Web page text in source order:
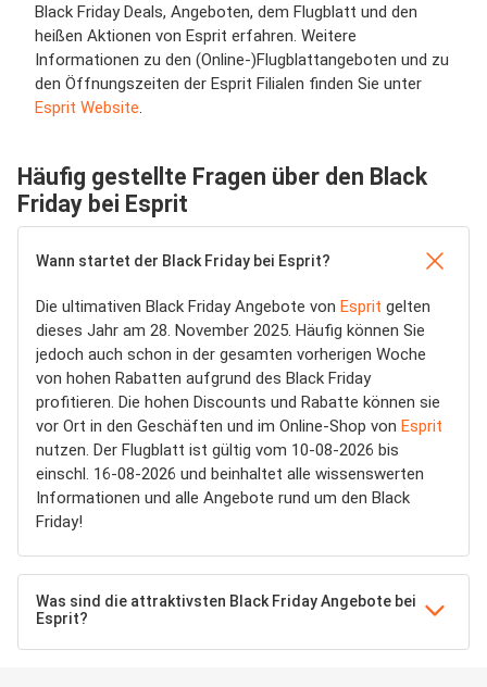
Black Friday Deals, Angeboten, dem Flugblatt und den
heißen Aktionen von Esprit erfahren. Weitere
Informationen zu den (Online-)Flugblattangeboten und zu
den Öffnungszeiten der Esprit Filialen finden Sie unter
Esprit Website.
Häufig gestellte Fragen über den Black
Friday bei Esprit
Wann startet der Black Friday bei Esprit?
Die ultimativen Black Friday Angebote von Esprit gelten
dieses Jahr am 28. November 2025. Häufig können Sie
jedoch auch schon in der gesamten vorherigen Woche
von hohen Rabatten aufgrund des Black Friday
profitieren. Die hohen Discounts und Rabatte können sie
vor Ort in den Geschäften und im Online-Shop von Esprit
nutzen. Der Flugblatt ist gültig vom 10-08-2026 bis
einschl. 16-08-2026 und beinhaltet alle wissenswerten
Informationen und alle Angebote rund um den Black
Friday!
Was sind die attraktivsten Black Friday Angebote bei
Esprit?